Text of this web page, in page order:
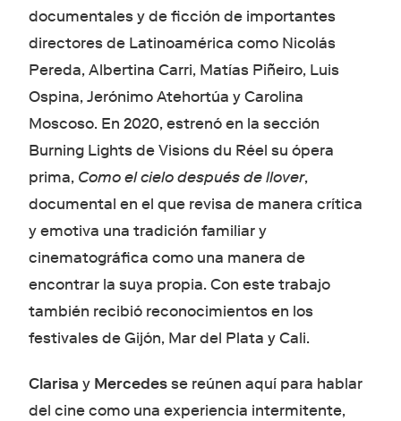
documentales y de ficción de importantes
directores de Latinoamérica como Nicolás
Pereda, Albertina Carri, Matías Piñeiro, Luis
Ospina, Jerónimo Atehortúa y Carolina
Moscoso. En 2020, estrenó en la sección
Burning Lights de Visions du Réel su ópera
prima, Como el cielo después de llover,
documental en el que revisa de manera crítica
y emotiva una tradición familiar y
cinematográfica como una manera de
encontrar la suya propia. Con este trabajo
también recibió reconocimientos en los
festivales de Gijón, Mar del Plata y Cali.
Clarisa y Mercedesse reúnen aquí para hablar
del cine como una experiencia intermitente,